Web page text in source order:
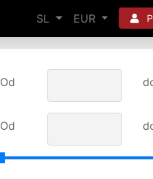
SL EUR
Od
Od